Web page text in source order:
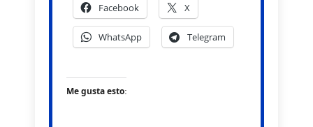
Facebook X
WhatsApp Telegram
Me gusta esto: